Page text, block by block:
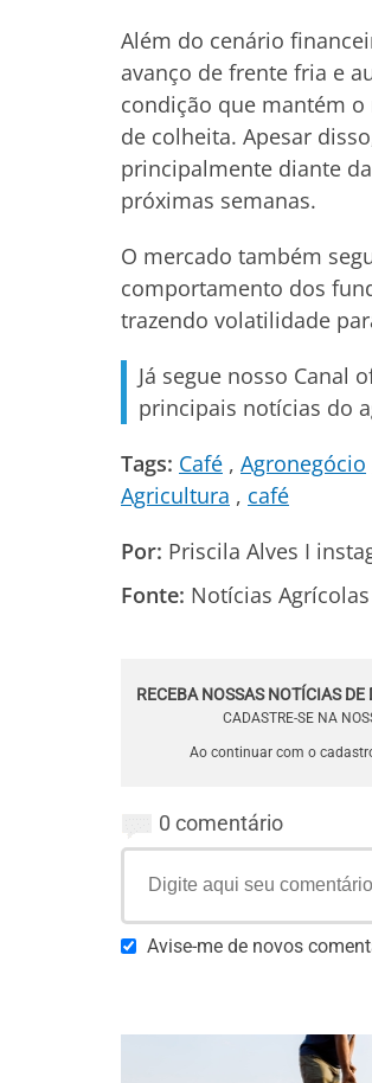
Além do cenário
avanço de frente fria e
condição que mantém
de colheita. Apesar
principalmente diante
próximas semanas.
O mercado também
comportamento dos
trazendo volatilidade
Já segue nosso Canal
principais notícias do
Tags: Café Agronegócio
Agricultura
café
Por: Priscila Alves I
Fonte: Notícias Agrícolas
RECEBA NOSSAS NOTÍCIAS
CADASTRE-SE NA
Ao continuar com o
0 comentário
Avise-me de novos